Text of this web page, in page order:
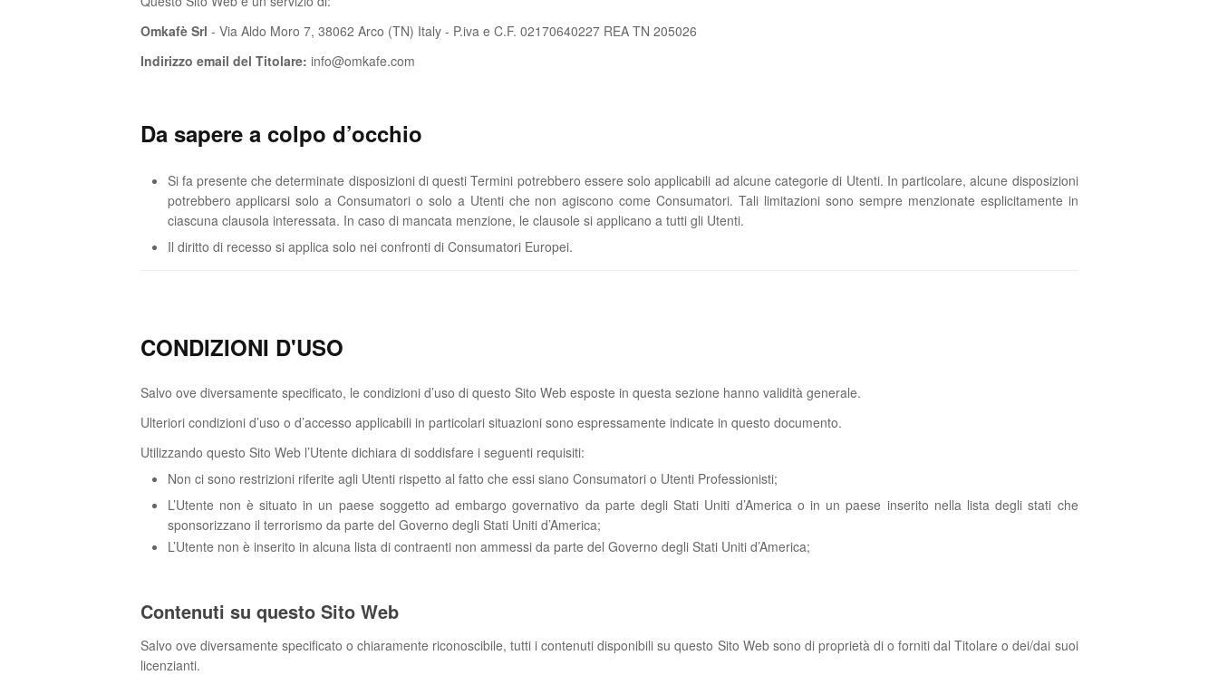
Omkafè Srl - Via Aldo Moro 7, 38062 Arco (TN) Italy - P.iva e C.F. 02170640227 REA TN 205026
Indirizzo email del Titolare: info@omkafe.com
Da sapere a colpo d’occhio
Si fa presente che determinate disposizioni di questi Termini potrebbero essere solo applicabili ad alcune categorie di Utenti. In particolare, alcune disposizioni
potrebbero applicarsi solo a Consumatori o solo a Utenti che non agiscono come Consumatori. Tali limitazioni sono sempre menzionate esplicitamente in
ciascuna clausola interessata. In caso di mancata menzione, le clausole si applicano a tutti gli Utenti.
Il diritto di recesso si applica solo nei confronti di Consumatori Europei.
CONDIZIONI D'USO
Salvo ove diversamente specificato, le condizioni d’uso di questo Sito Web esposte in questa sezione hanno validità generale.
Ulteriori condizioni d’uso o d’accesso applicabili in particolari situazioni sono espressamente indicate in questo documento.
Utilizzando questo Sito Web l’Utente dichiara di soddisfare i seguenti requisiti:
Non ci sono restrizioni riferite agli Utenti rispetto al fatto che essi siano Consumatori o Utenti Professionisti;
L’Utente non è situato in un paese soggetto ad embargo governativo da parte degli Stati Uniti d’America o in un paese inserito nella lista degli stati che
sponsorizzano il terrorismo da parte del Governo degli Stati Uniti d’America;
L’Utente non è inserito in alcuna lista di contraenti non ammessi da parte del Governo degli Stati Uniti d’America;
Contenuti su questo Sito Web
Salvo ove diversamente specificato o chiaramente riconoscibile, tutti i contenuti disponibili su questo Sito Web sono di proprietà di o forniti dal Titolare o dei/dai suoi
licenzianti.